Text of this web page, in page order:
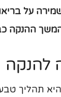
על
ההנקה
להנקה
תהליך